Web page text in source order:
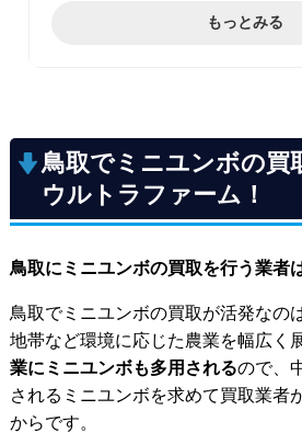
もらうためにできること
もっとみる
鳥取でミニユンボの買
ウルトラファーム！
鳥取にミニユンボの買取を行う業者
鳥取でミニユンボの買取が活発なの
地帯など環境に応じた農業を幅広く
業にミニユンボも多用されるので、
されるミニユンボを求めて買取業者
からです。